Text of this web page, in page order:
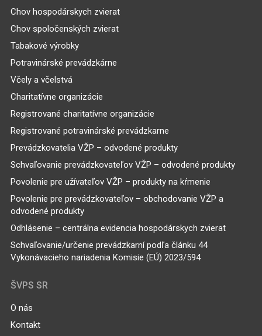
Chov hospodárskych zvierat
Chov spoločenských zvierat
Tabakové výrobky
Potravinárské prevádzkárne
Včely a včelstvá
Charitatívne organizácie
Registrované charitatívne organizácie
Registrované potravinárské prevádzkarne
Prevádzkovatelia VŽP – odvodené produkty
Schvaľovanie prevádzkovateľov VŽP – odvodené produkty
Povolenie pre užívateľov VŽP – produkty na kŕmenie
Povolenie pre prevádzkovateľov – obchodovanie VŽP a
odvodené produkty
Odhlásenie – centrálna evidencia hospodárskych zvierat
Schvaľovanie/určenie prevádzkarní podľa článku 44
Vykonávacieho nariadenia Komisie (EÚ) 2023/594
ŠVPS SR
O nás
Kontakt